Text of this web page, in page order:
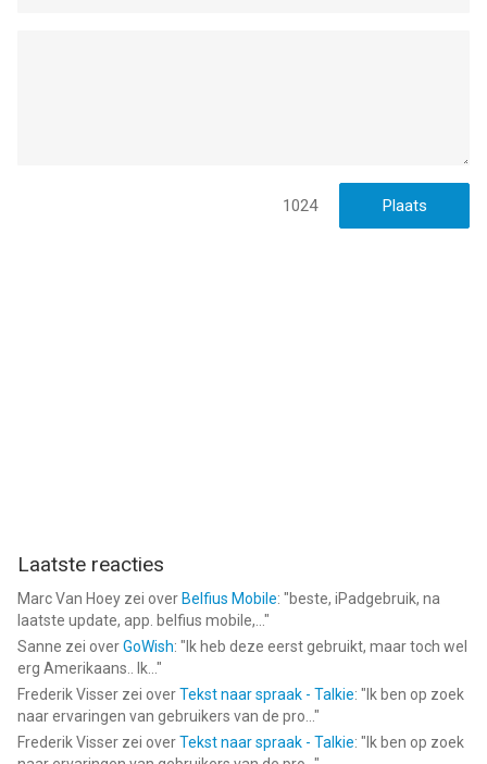
1024
Laatste reacties
Marc Van Hoey zei over Belfius Mobile: "beste, iPadgebruik, na
laatste update, app. belfius mobile,... "
Sanne zei overGoWish: " Ik heb deze eerst gebruikt, maar toch wel
erg Amerikaans.. Ik... "
Frederik Visser zei overTekst naar spraak - Talkie: " Ik ben op zoek
naar ervaringen van gebruikers van de pro... "
Frederik Visser zei overTekst naar spraak - Talkie: " Ik ben op zoek